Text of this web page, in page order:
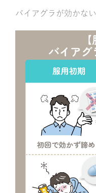
バイアグラが効かな